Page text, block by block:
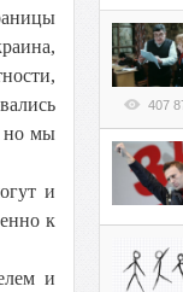
но мы
и
к
и
407